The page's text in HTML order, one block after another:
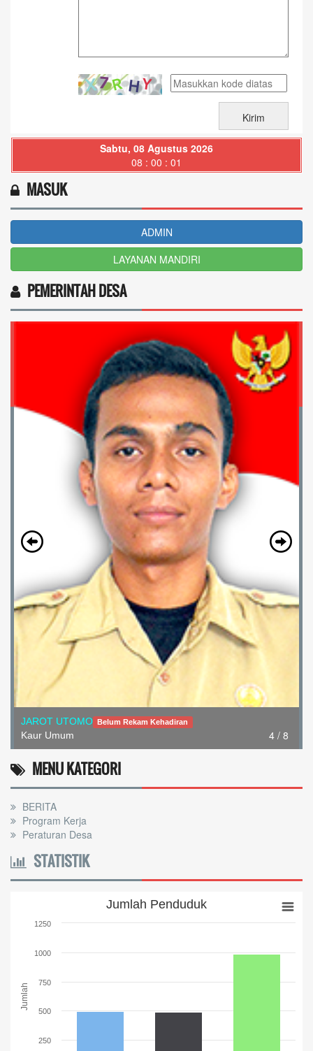
Sabtu, 08 Agustus 2026
08 : 00 : 02
MASUK
ADMIN
LAYANAN MANDIRI
PEMERINTAH DESA
5 / 8
SHOFIYULLOH
MENU KATEGORI
BERITA
Program Kerja
Peraturan Desa
STATISTIK
Bar chart with 3 bars.
The chart has 1 Y axis displaying Jumlah. Range: 0 to 1250.
Jumlah
Jumlah Penduduk
250
500
750
1000
1250